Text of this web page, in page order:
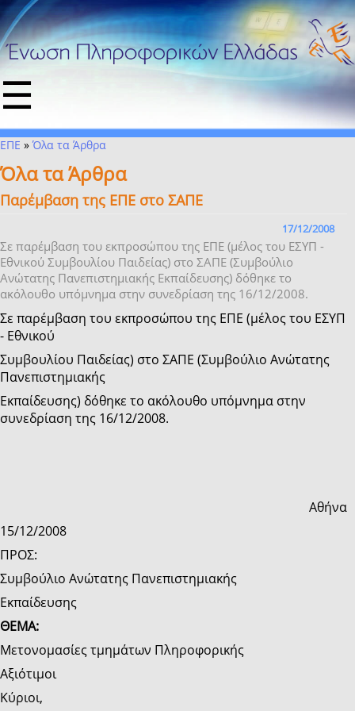
☰
ΕΠΕ » Όλα τα Άρθρα
Όλα τα Άρθρα
Παρέμβαση της ΕΠΕ στο ΣΑΠΕ
17/12/2008
Σε παρέμβαση του εκπροσώπου της ΕΠΕ (μέλος του ΕΣΥΠ -
Εθνικού Συμβουλίου Παιδείας) στο ΣΑΠΕ (Συμβούλιο
Ανώτατης Πανεπιστημιακής Εκπαίδευσης) δόθηκε το
ακόλουθο υπόμνημα στην συνεδρίαση της 16/12/2008.
Σε παρέμβαση του εκπροσώπου της ΕΠΕ (μέλος του ΕΣΥΠ
- Εθνικού
Συμβουλίου Παιδείας) στο ΣΑΠΕ (Συμβούλιο Ανώτατης
Πανεπιστημιακής
Εκπαίδευσης) δόθηκε το ακόλουθο υπόμνημα στην
συνεδρίαση της 16/12/2008.
Αθήνα
15/12/2008
ΠΡΟΣ:
Συμβούλιο Ανώτατης Πανεπιστημιακής
Εκπαίδευσης
ΘΕΜΑ:
Μετονομασίες τμημάτων Πληροφορικής
Αξιότιμοι
Κύριοι,